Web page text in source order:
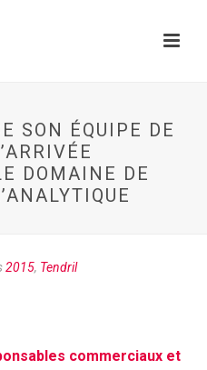
SON ÉQUIPE DE
DOMAINE DE
2015, Tendril
commerciaux et